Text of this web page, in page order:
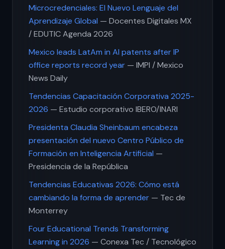
Microcredenciales: El Nuevo Lenguaje del
Aprendizaje Global — Docentes Digitales MX
/ EDUTIC Agenda 2026
Mexico leads LatAm in AI patents after IP
office reports record year — IMPI / Mexico
News Daily
Tendencias Capacitación Corporativa 2025-
2026 — Estudio corporativo IBERO/INARI
Presidenta Claudia Sheinbaum encabeza
presentación del nuevo Centro Público de
Formación en Inteligencia Artificial —
Presidencia de la República
Tendencias Educativas 2026: Cómo está
cambiando la forma de aprender — Tec de
Monterrey
Four Educational Trends Transforming
Learning in 2026 — Conexa Tec / Tecnológico